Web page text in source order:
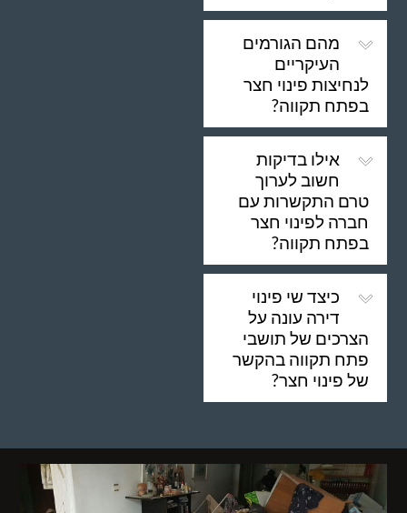
מהם הגורמים
העיקריים
לנחיצות פינוי חצר
בפתח תקווה?
אילו בדיקות
חשוב לערוך
טרם התקשרות עם
חברה לפינוי חצר
בפתח תקווה?
כיצד שי פינוי
דירה עונה על
הצרכים של תושבי
פתח תקווה בהקשר
של פינוי חצר?